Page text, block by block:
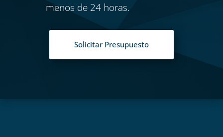
menos de 24 horas.
Solicitar Presupuesto